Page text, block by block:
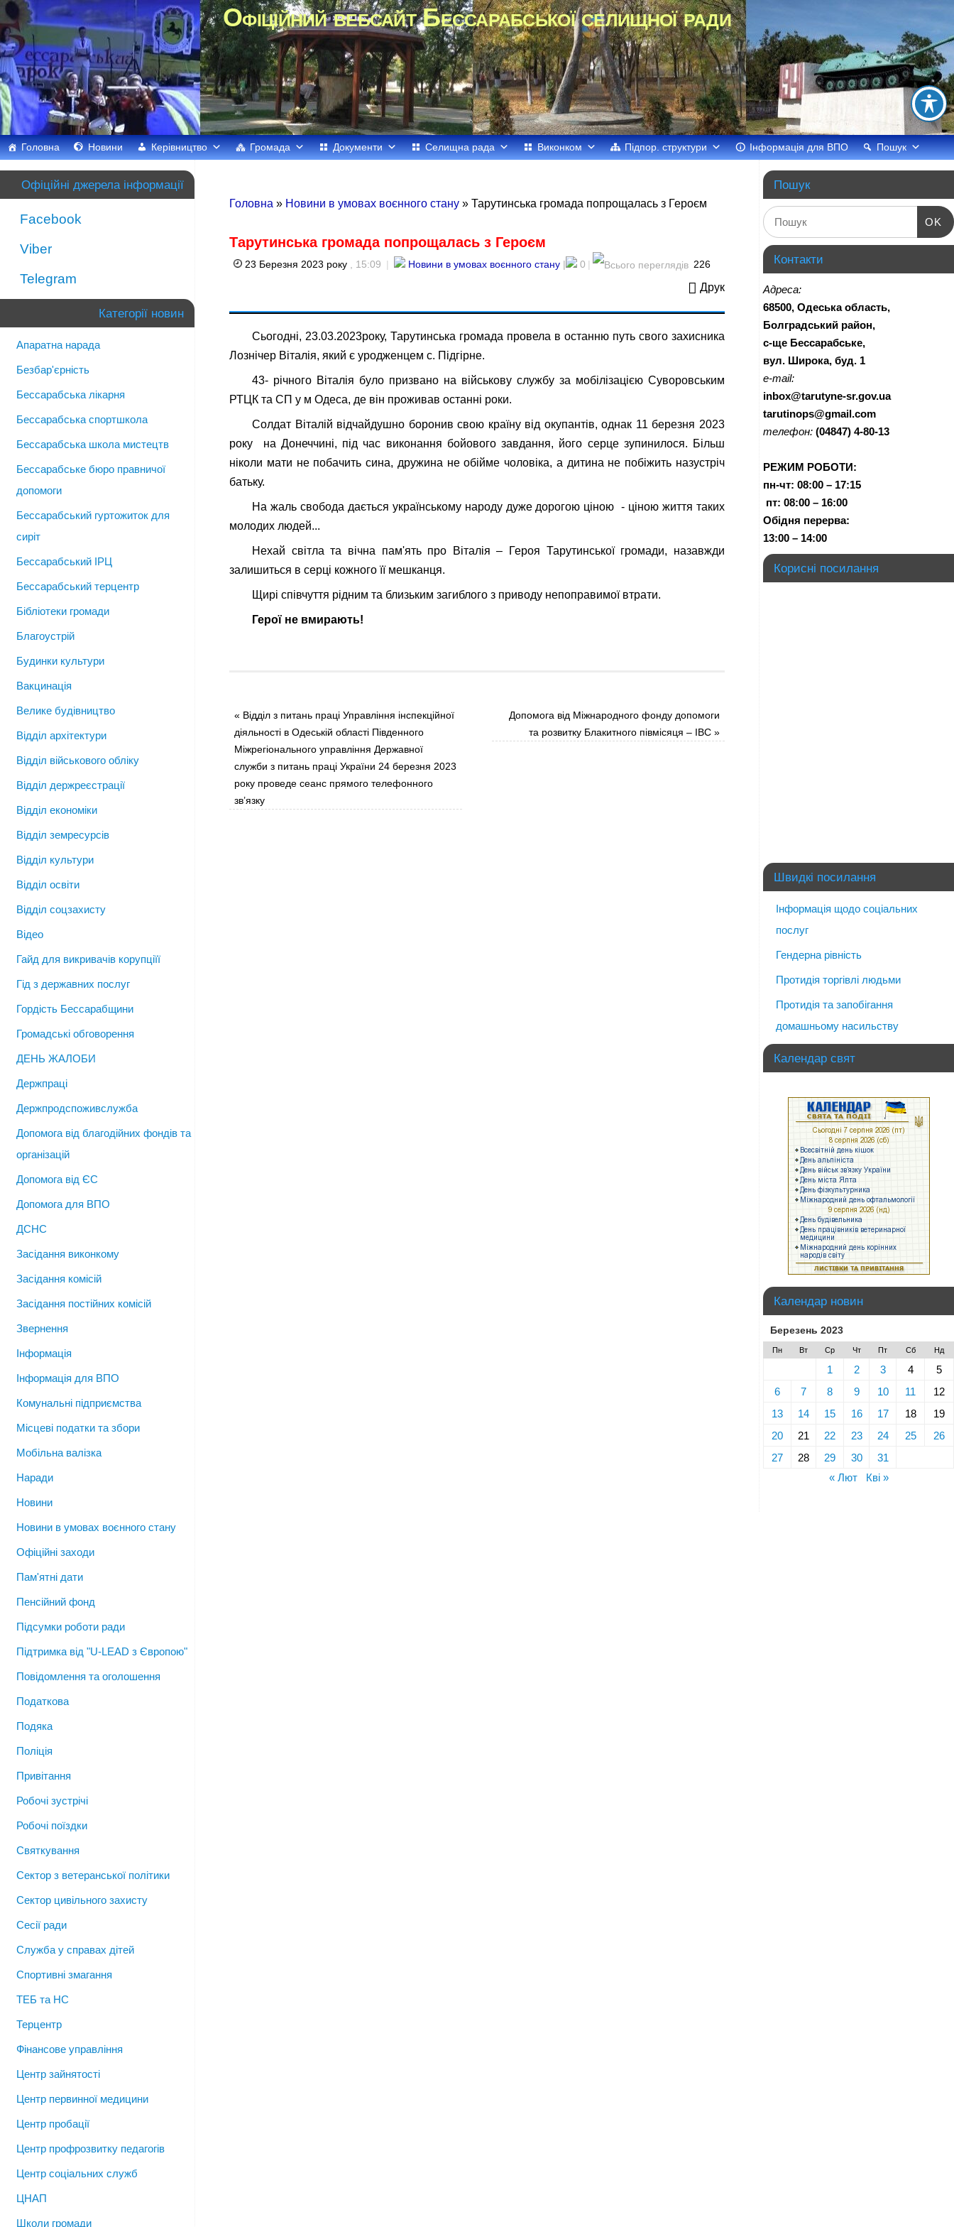
Офіційний вебсайт Бессарабської селищної ради
Головна Новини Керівництво Громада Документи Селищна рада Виконком Підпор. структури Інформація для ВПО Пошук
Головна » Новини в умовах воєнного стану » Тарутинська громада попрощалась з Героєм
Тарутинська громада попрощалась з Героєм
23 Березня 2023 року , 15:09 | Новини в умовах воєнного стану | 0 | 226
Друк
Сьогодні, 23.03.2023року, Тарутинська громада провела в останню путь свого захисника
Лознічер Віталія, який є уродженцем с. Підгірне.
43- річного Віталія було призвано на військову службу за мобілізацією Суворовським
РТЦК та СП у м Одеса, де він проживав останні роки.
Солдат Віталій відчайдушно боронив свою країну від окупантів, однак 11 березня 2023
року на Донеччині, під час виконання бойового завдання, його серце зупинилося. Більш
ніколи мати не побачить сина, дружина не обійме чоловіка, а дитина не побіжить назустріч
батьку.
На жаль свобода дається українському народу дуже дорогою ціною - ціною життя таких
молодих людей...
Нехай світла та вічна пам'ять про Віталія – Героя Тарутинської громади, назавжди
залишиться в серці кожного її мешканця.
Щирі співчуття рідним та близьким загиблого з приводу непоправимої втрати.
Герої не вмирають!
« Відділ з питань праці Управління інспекційної
діяльності в Одеській області Південного
Міжрегіонального управління Державної
служби з питань праці України 24 березня 2023
року проведе сеанс прямого телефонного
зв’язку
Допомога від Міжнародного фонду допомоги
та розвитку Блакитного півмісяця – IBC»
Офіційні джерела інформації
Facebook
Viber
Telegram
Категорії новин
Апаратна нарада
Безбар'єрність
Бессарабська лікарня
Бессарабська спортшкола
Бессарабська школа мистецтв
Бессарабське бюро правничої
допомоги
Бессарабський гуртожиток для
сиріт
Бессарабський ІРЦ
Бессарабський терцентр
Бібліотеки громади
Благоустрій
Будинки культури
Вакцинація
Велике будівництво
Відділ архітектури
Відділ військового обліку
Відділ держреєстрації
Відділ економіки
Відділ земресурсів
Відділ культури
Відділ освіти
Відділ соцзахисту
Відео
Гайд для викривачів корупціїї
Гід з державних послуг
Гордість Бессарабщини
Громадські обговорення
ДЕНЬ ЖАЛОБИ
Держпраці
Держпродспоживслужба
Допомога від благодійних фондів та
організацій
Допомога від ЄС
Допомога для ВПО
ДСНС
Засідання виконкому
Засідання комісій
Засідання постійних комісій
Звернення
Інформація
Інформація для ВПО
Комунальні підприємства
Місцеві податки та збори
Мобільна валізка
Наради
Новини
Новини в умовах воєнного стану
Офіційні заходи
Пам'ятні дати
Пенсійний фонд
Підсумки роботи ради
Підтримка від "U-LEAD з Європою"
Повідомлення та оголошення
Податкова
Подяка
Поліція
Привітання
Робочі зустрічі
Робочі поїздки
Святкування
Сектор з ветеранської політики
Сектор цивільного захисту
Сесії ради
Служба у справах дітей
Спортивні змагання
ТЕБ та НС
Терцентр
Фінансове управління
Центр зайнятості
Центр первинної медицини
Центр пробації
Центр профрозвитку педагогів
Центр соціальних служб
ЦНАП
Школи громади
Пошук
OK
Контакти
Адреса:
68500, Одеська область,
Болградський район,
с-ще Бессарабське,
вул. Широка, буд. 1
e-mail:
inbox@tarutyne-sr.gov.ua
tarutinops@gmail.com
телефон: (04847) 4-80-13
РЕЖИМ РОБОТИ:
пн-чт: 08:00 – 17:15
пт: 08:00 – 16:00
Обідня перерва:
13:00 – 14:00
Корисні посилання
Швидкі посилання
Інформація щодо соціальних
послуг
Гендерна рівність
Протидія торгівлі людьми
Протидія та запобігання
домашньому насильству
Календар свят
Календар новин
Березень 2023
Пн Вт Ср Чт Пт Сб Нд
1 2 3 4
5
6
7 8 9 10 11
12
13
14 15 16 17 18
19
20
21 22 23 24 25
26
27
28 29 30
31
« Лют
Кві »